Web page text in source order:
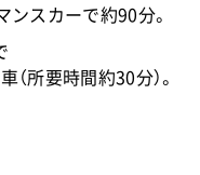
ンスカーで約90分。
所要時間約30分）。